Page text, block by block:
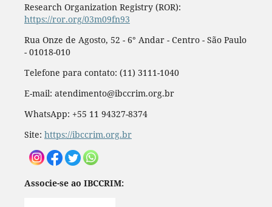
Research Organization Registry (ROR):
https://ror.org/03m09fn93
Rua Onze de Agosto, 52 - 6° Andar - Centro - São Paulo
- 01018-010
Telefone para contato: (11) 3111-1040
E-mail: atendimento@ibccrim.org.br
WhatsApp: +55 11 94327-8374
Site: https://ibccrim.org.br
Associe-se ao IBCCRIM: